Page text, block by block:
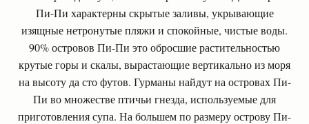
Пи-Пи характерны скрытые заливы, укрывающие
изящные нетронутые пляжи и спокойные, чистые воды.
90% островов Пи-Пи это обросшие растительностью
крутые горы и скалы, вырастающие вертикально из моря
на высоту да сто футов. Гурманы найдут на островах Пи-
Пи во множестве птичьи гнезда, используемые для
приготовления супа. На большем по размеру острову Пи-